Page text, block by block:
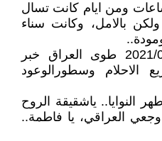
ومن ايام كانت تسال
بالامل، وكانت سناء
صباح اليوم، الخميس 2021/04/08 طوى العراق خبر
الاحلام وسطورالوعود
النوايا.. ياشقيقة الروح
العراقي، يا فاطمة..